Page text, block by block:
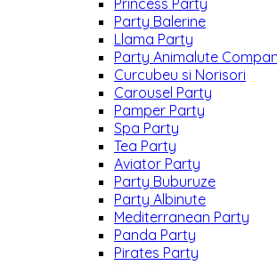
Princess Party
Party Balerine
Llama Party
Party Animalute
Curcubeu si Norisori
Carousel Party
Pamper Party
Spa Party
Tea Party
Aviator Party
Party Buburuze
Party Albinute
Mediterranean Party
Panda Party
Pirates Party